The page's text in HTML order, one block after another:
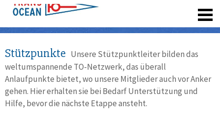
Stützpunkte Unsere Stützpunktleiter bilden das
weltumspannende TO-Netzwerk, das überall
Anlaufpunkte bietet, wo unsere Mitglieder auch vor Anker
gehen. Hier erhalten sie bei Bedarf Unterstützung und
Hilfe, bevor die nächste Etappe ansteht.